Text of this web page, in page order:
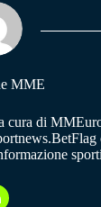
MME
cura di